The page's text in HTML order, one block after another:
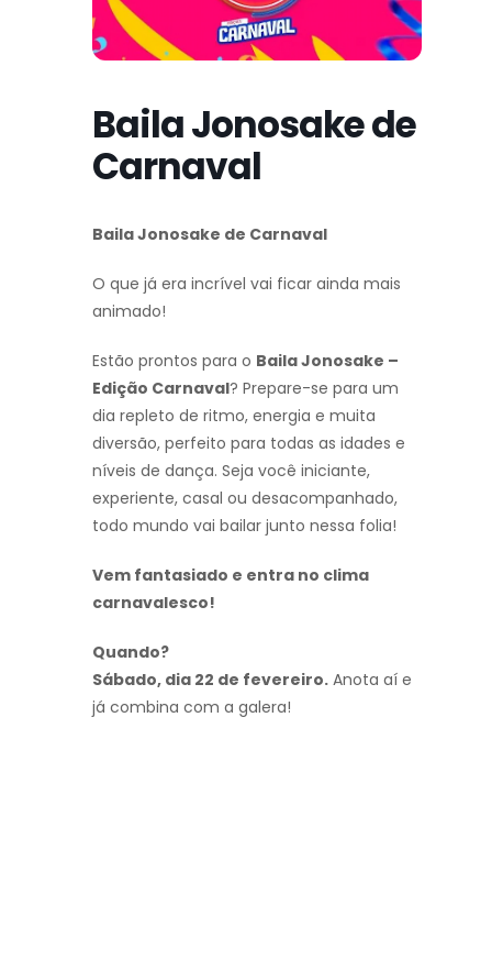
Baila Jonosake de
Carnaval
Baila Jonosake de Carnaval
O que já era incrível vai ficar ainda mais
animado!
Estão prontos para o Baila Jonosake –
Edição Carnaval? Prepare-se para um
dia repleto de ritmo, energia e muita
diversão, perfeito para todas as idades e
níveis de dança. Seja você iniciante,
experiente, casal ou desacompanhado,
todo mundo vai bailar junto nessa folia!
Vem fantasiado e entra no clima
carnavalesco!
Quando?
Sábado, dia 22 de fevereiro. Anota aí e
já combina com a galera!